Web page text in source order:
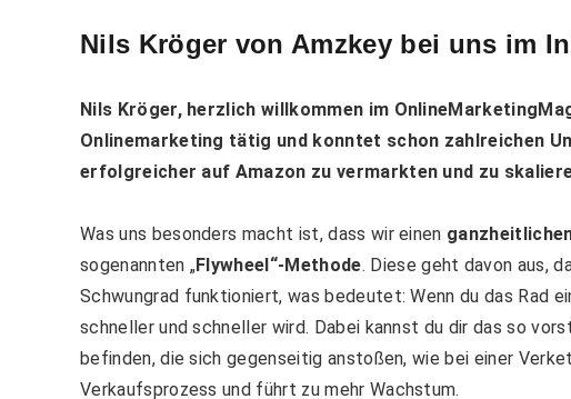
Nils Kröger von Amzkey bei uns im
Nils Kröger, herzlich willkommen im
Onlinemarketing tätig und konntet schon zahlreichen
erfolgreicher auf Amazon zu vermarkten und zu
Was uns besonders macht ist, dass wir einen
sogenannten „Flywheel“-Methode. Diese geht davon aus,
Schwungrad funktioniert, was bedeutet: Wenn du das Rad
schneller und schneller wird. Dabei kannst du dir das so
befinden, die sich gegenseitig anstoßen, wie bei einer
Verkaufsprozess und führt zu mehr Wachstum.